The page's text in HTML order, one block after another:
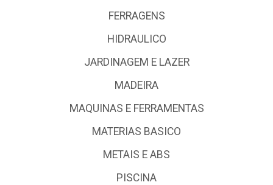
FERRAGENS
HIDRAULICO
JARDINAGEM E LAZER
MADEIRA
MAQUINAS E FERRAMENTAS
MATERIAS BASICO
METAIS E ABS
PISCINA